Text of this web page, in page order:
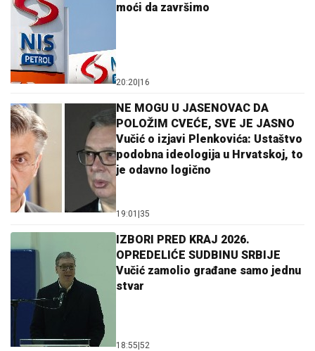
moći da završimo
20:20 16
NE MOGU U JASENOVAC DA
POLOŽIM CVEĆE, SVE JE JASNO
Vučić o izjavi Plenkovića: Ustaštvo
podobna ideologija u Hrvatskoj, to
je odavno logično
19:01 35
IZBORI PRED KRAJ 2026.
OPREDELIĆE SUDBINU SRBIJE
Vučić zamolio građane samo jednu
stvar
18:55 52